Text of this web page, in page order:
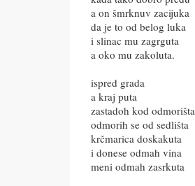
a on šmrknuv zacijuka
da je to od belog luka
i slinac mu zagrguta
a oko mu zakoluta.
ispred grada
a kraj puta
zastadoh kod odmorišta
odmorih se od sedlišta
krčmarica doskakuta
i donese odmah vina
meni odmah zasrkuta